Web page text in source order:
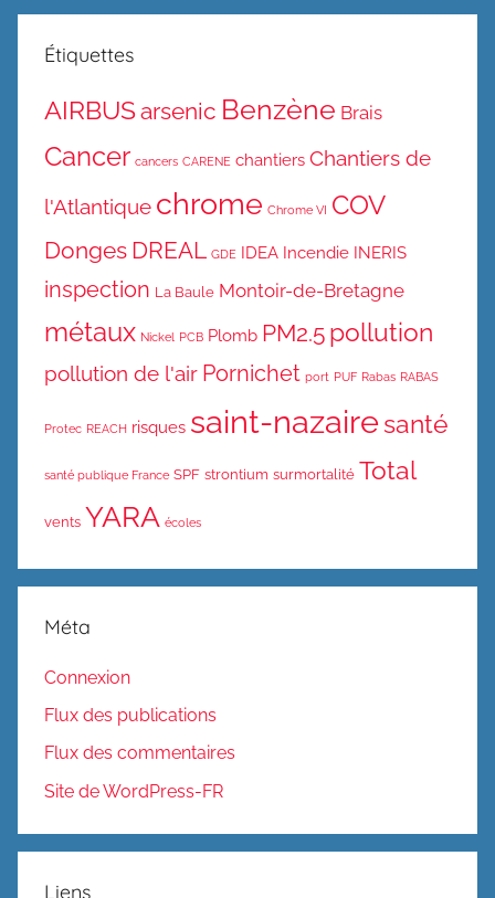
Étiquettes
AIRBUSarsenic Benzène Brais
Cancer cancers CARENE chantiers Chantiers de
l'Atlantique chrome Chrome VI COV
Donges DREAL GDE IDEA Incendie INERIS
inspection La Baule Montoir-de-Bretagne
métaux Nickel PCB Plomb PM2.5 pollution
pollution de l'air Pornichet port PUF Rabas RABAS
Protec REACH risques saint-nazairesanté
santé publique France SPF strontium surmortalité Total
vents YARA écoles
Méta
Connexion
Flux des publications
Flux des commentaires
Site de WordPress-FR
Liens